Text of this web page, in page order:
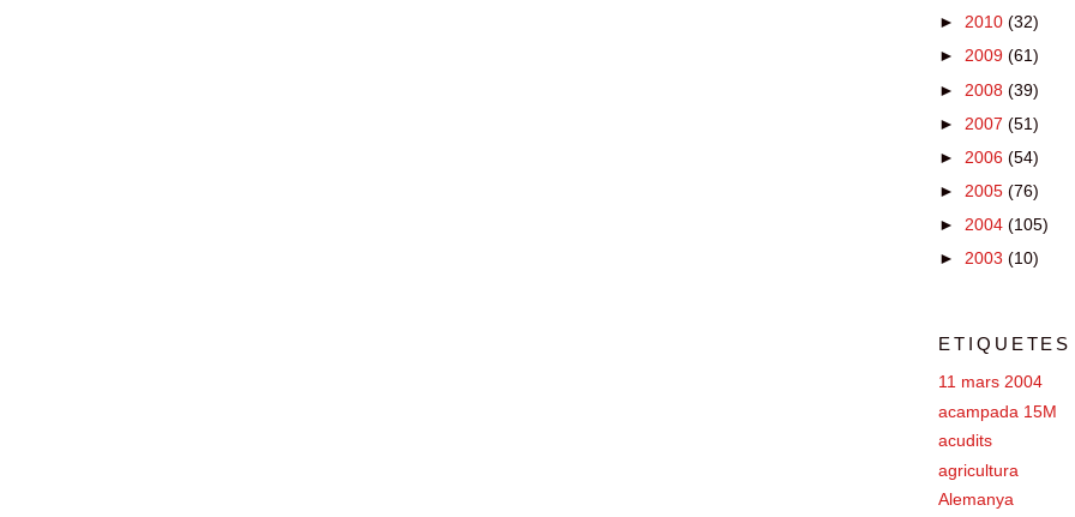
► 2010 (32)
► 2009 (61)
► 2008 (39)
► 2007 (51)
► 2006 (54)
► 2005 (76)
► 2004 (105)
► 2003 (10)
ETIQUETES
11 mars 2004
acampada 15M
acudits
agricultura
Alemanya